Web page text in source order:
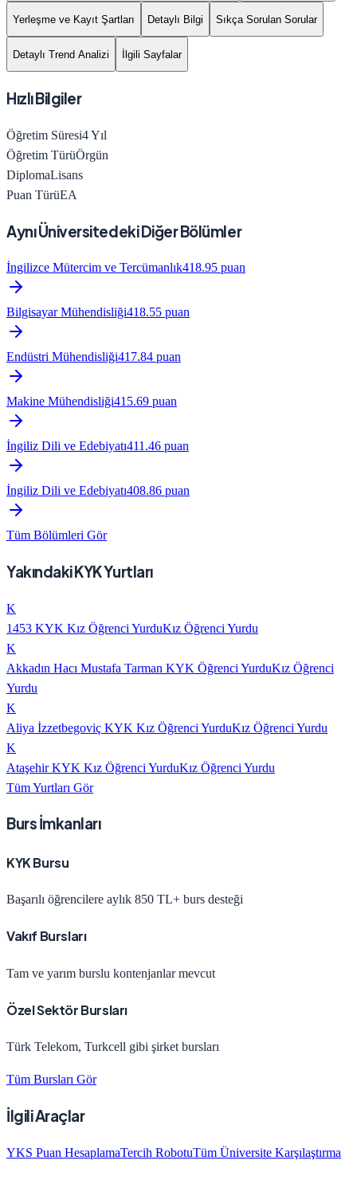
Yerleşme ve Kayıt Şartları Detaylı Bilgi Sıkça Sorulan Sorular
Detaylı Trend Analizi İlgili Sayfalar
Hızlı Bilgiler
Öğretim Süresi4Yıl
Öğretim TürüÖrgün
DiplomaLisans
Puan TürüEA
Aynı Üniversitedeki Diğer Bölümler
İngilizce Mütercim ve Tercümanlık418.95 puan
Bilgisayar Mühendisliği418.55 puan
Endüstri Mühendisliği417.84 puan
Makine Mühendisliği415.69 puan
İngiliz Dili ve Edebiyatı411.46 puan
İngiliz Dili ve Edebiyatı408.86 puan
Tüm Bölümleri Gör
Yakındaki KYK Yurtları
K
1453 KYK Kız Öğrenci YurduKız Öğrenci Yurdu
K
Akkadın Hacı Mustafa Tarman KYK Öğrenci YurduKız Öğrenci
Yurdu
K
Aliya İzzetbegoviç KYK Kız Öğrenci YurduKız Öğrenci Yurdu
K
Ataşehir KYK Kız Öğrenci YurduKız Öğrenci Yurdu
Tüm Yurtları Gör
Burs İmkanları
KYK Bursu
Başarılı öğrencilere aylık 850 TL+ burs desteği
Vakıf Bursları
Tam ve yarım burslu kontenjanlar mevcut
Özel Sektör Bursları
Türk Telekom, Turkcell gibi şirket bursları
Tüm Bursları Gör
İlgili Araçlar
YKS Puan HesaplamaTercih RobotuTüm Üniversite Karşılaştırma